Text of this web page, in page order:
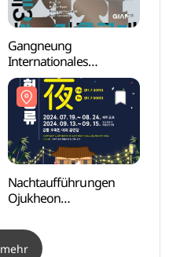
Gangneung
Internationales
Kunstfestival
(강릉국제아트페스티벌
(GIAF25) )
Nachtaufführungen
Ojukheon
오죽헌풍류야)
mehr